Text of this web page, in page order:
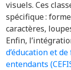
visuels. Ces
spécifique :
caractères,
Enfin,
d’éducation et
entendants